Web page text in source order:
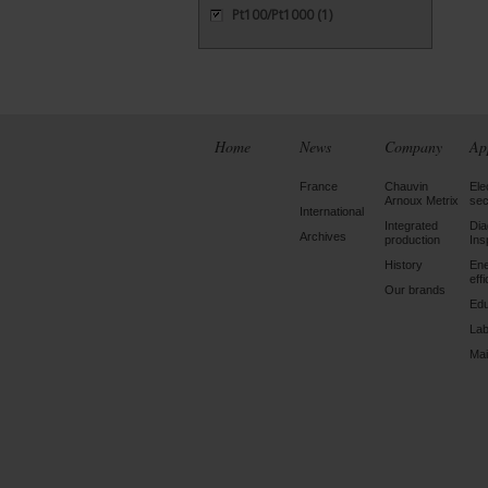
Pt100/Pt1000 (1)
Home News
France
International
Archives
Company
Chauvin
Arnoux Metrix
Integrated
production
History
Our brands